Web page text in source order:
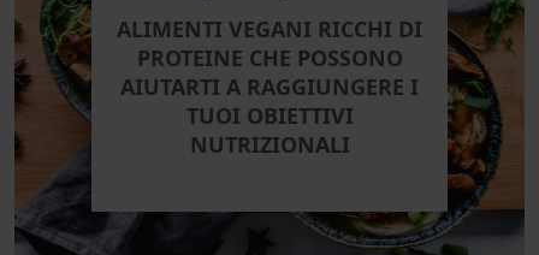
ALIMENTI VEGANI RICCHI DI
PROTEINE CHE POSSONO
AIUTARTI A RAGGIUNGERE I
TUOI OBIETTIVI
NUTRIZIONALI